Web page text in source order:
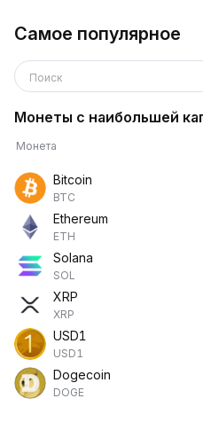
Самое популярное
Поиск
Монеты с наибольшей
Монета
Bitcoin
BTC
Ethereum
ETH
Solana
SOL
XRP
XRP
USD1
USD1
Dogecoin
DOGE